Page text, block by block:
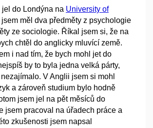
jel do Londýna na University of
jsem měl dva předměty z psychologie
ze sociologie. Říkal jsem si, že na
chtěl do anglicky mluvící země.
i nad tím, že bych mohl jet do
by to byla jedna velká párty,
V Anglii jsem si mohl
a zároveň studium bylo hodně
jsem jel na pět měsíců do
jsem pracoval na úřadech práce a
zkušenosti jsem napsal